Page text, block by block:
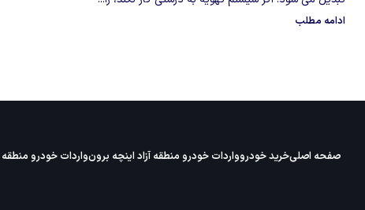
ادامه مطلب
صفحه اصلیخرید خودروواردات خودرو منطقه آزاد اینچه برونواردات خودرو منطقه